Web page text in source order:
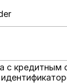
с кредитным